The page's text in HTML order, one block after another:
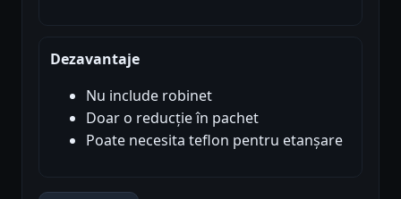
Dezavantaje
Nu include robinet
Doar o reducție în pachet
Poate necesita teflon pentru etanșare